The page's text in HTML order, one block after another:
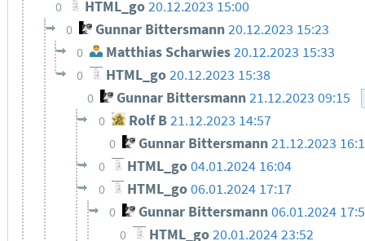
0 HTML_go 20.12.2023 15:00
0 Gunnar Bittersmann20.12.2023 15:23
0 Matthias Scharwies20.12.2023 15:33
0 HTML_go20.12.2023 15:38
0 Gunnar Bittersmann21.12.2023 09:15
0 Rolf B21.12.2023 14:57
0 Gunnar Bittersmann 21.12.2023
0 HTML_go04.01.2024 16:04
0 HTML_go06.01.2024 17:17
0 Gunnar Bittersmann 06.01.2024
0 HTML_go20.01.2024 23:52